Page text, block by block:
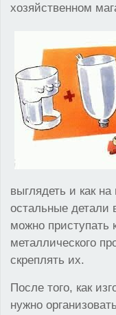
хозяйственном
выглядеть и как
остальные детали
можно приступать
металлического
скреплять их.
После того, как
нужно